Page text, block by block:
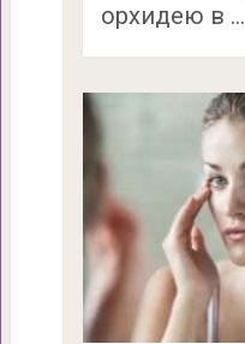
орхидею в …